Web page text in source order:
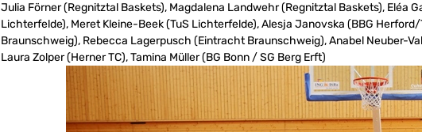
Julia Förner (Regnitztal Baskets), Magdalena Landwehr (Regnitztal Baskets), Eléa
Lichterfelde), Meret Kleine-Beek (TuS Lichterfelde), Alesja Janovska (BBG
Braunschweig), Rebecca Lagerpusch (Eintracht Braunschweig), Anabel Neuber-
Laura Zolper (Herner TC), Tamina Müller (BG Bonn / SG Berg Erft)